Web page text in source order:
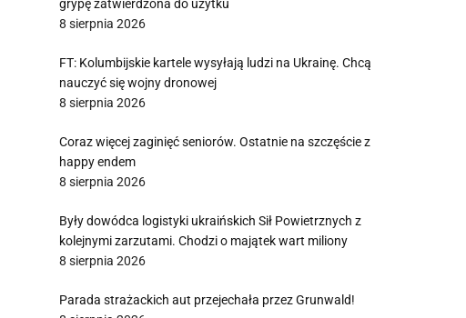
grypę zatwierdzona do użytku
8 sierpnia 2026
FT: Kolumbijskie kartele wysyłają ludzi na Ukrainę. Chcą
nauczyć się wojny dronowej
8 sierpnia 2026
Coraz więcej zaginięć seniorów. Ostatnie na szczęście z
happy endem
8 sierpnia 2026
Były dowódca logistyki ukraińskich Sił Powietrznych z
kolejnymi zarzutami. Chodzi o majątek wart miliony
8 sierpnia 2026
Parada strażackich aut przejechała przez Grunwald!